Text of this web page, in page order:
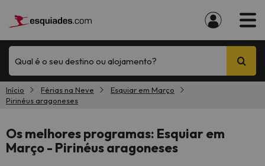
Qual é o seu destino ou alojamento?
Início Férias na Neve
Esquiar em Março
Pirinéus aragoneses
Os melhores programas: Esquiar em
Março - Pirinéus aragoneses